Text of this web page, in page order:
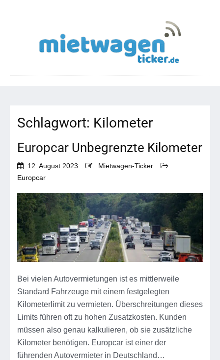
Schlagwort: Kilometer
Europcar Unbegrenzte Kilometer
12. August 2023
Mietwagen-Ticker
Europcar
Bei vielen Autovermietungen ist es mittlerweile
Standard Fahrzeuge mit einem festgelegten
Kilometerlimit zu vermieten. Überschreitungen dieses
Limits führen oft zu hohen Zusatzkosten. Kunden
müssen also genau kalkulieren, ob sie zusätzliche
Kilometer benötigen. Europcar ist einer der
führenden Autovermieter in Deutschland…